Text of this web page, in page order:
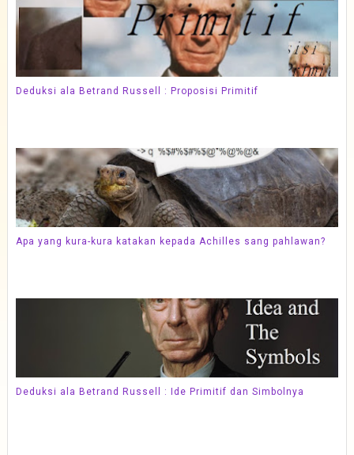
Deduksi ala Betrand Russell : Proposisi Primitif
Apa yang kura-kura katakan kepada Achilles sang pahlawan?
Deduksi ala Betrand Russell : Ide Primitif dan Simbolnya